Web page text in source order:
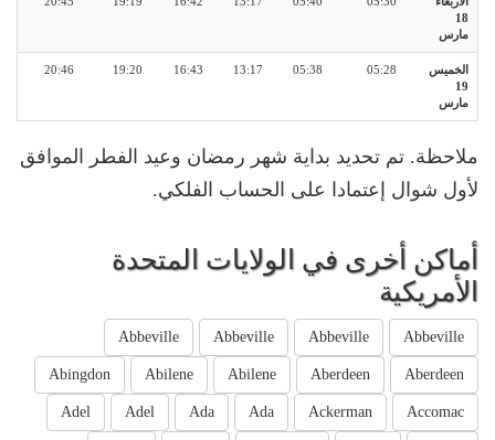
18
مارس
الخميس
19
مارس
05:28
05:38
13:17
16:43
19:20
20:46
ملاحظة. تم تحديد بداية شهر رمضان وعيد الفطر الموافق
لأول شوال إعتمادا على الحساب الفلكي.
أماكن أخرى في الولايات المتحدة
الأمريكية
Abbeville
Abbeville
Abbeville
Abbeville
Aberdeen
Aberdeen
Abilene
Abilene
Abingdon
Accomac
Ackerman
Ada
Ada
Adel
Adel